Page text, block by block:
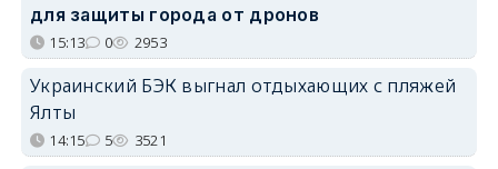
для защиты города от дронов
15:13 0 2953
Украинский БЭК выгнал отдыхающих с пляжей
Ялты
14:15 5 3521